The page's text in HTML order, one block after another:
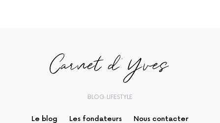
BLOG LIFESTYLE
Le blog Les fondateurs Nous contacter